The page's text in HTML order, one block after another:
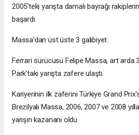
2005'teki yarışta damalı bayrağı
başardı.
Massa'dan üst üste 3 galibiyet
Ferrari sürücüsü Felipe Massa, art arda
Park'taki yarışta zafere ulaştı.
Kariyerinin ilk zaferini Türkiye Grand
Brezilyalı Massa, 2006, 2007 ve 2008
yarışın kazananı oldu.